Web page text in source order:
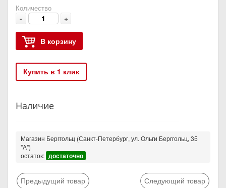
Количество
- +
В корзину
Купить в 1 клик
Наличие
Магазин Берггольц (Санкт-Петербург, ул. Ольги Берггольц, 35
"А")
остаток: достаточно
Предыдущий товар Следующий товар